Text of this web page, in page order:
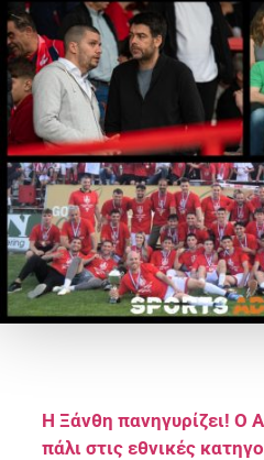
Η Ξάνθη πανηγυρίζει! Ο
πάλι στις εθνικές